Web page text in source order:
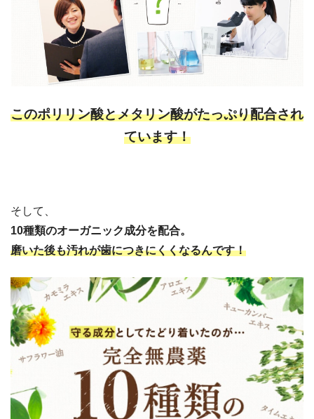
このポリリン酸とメタリン酸がたっぷり配合され
ています！
そして、
10種類のオーガニック成分を配合。
磨いた後も汚れが歯につきにくくなるんです！